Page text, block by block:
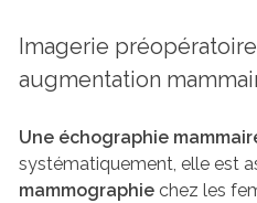
Imagerie
augmentation
Une échographie
systématiquement, elle est
mammographiechez les